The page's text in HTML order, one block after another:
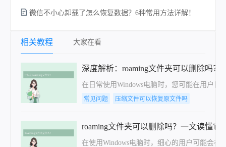
微信不小心卸载了怎么恢复数据？6种常用方法详解！
相关教程 大家在看
深度解析：roaming文件夹可以删除吗？
在日常使用Windows电脑时，您可能在用户目
常见问题 压缩文件可以恢复原文件吗
roaming文件夹可以删除吗？一文读懂它
在使用Windows电脑时，细心的用户可能会在